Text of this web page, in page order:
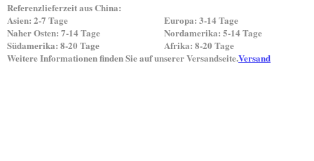
Referenzlieferzeit aus China:
Asien: 2-7 Tage
Europa: 3-14 Tage
Naher Osten: 7-14 Tage
Nordamerika: 5-14 Tage
Südamerika: 8-20 Tage
Afrika: 8-20 Tage
Weitere Informationen finden Sie auf unserer Versandseite.Versand